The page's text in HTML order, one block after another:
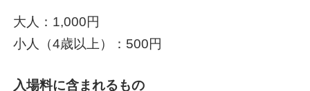
大人：1,000円
小人（4歳以上）：500円
入場料に含まれるもの